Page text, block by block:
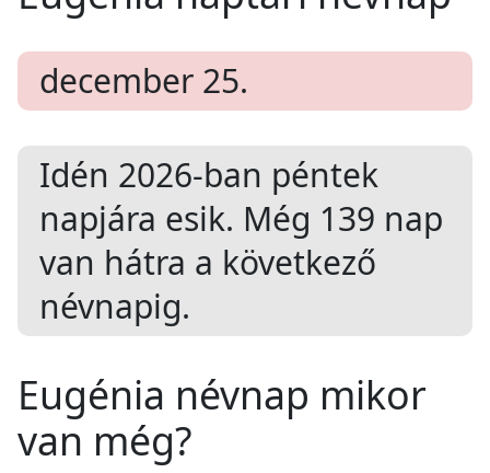
december 25.
Idén 2026-ban péntek
napjára esik. Még 139 nap
van hátra a következő
névnapig.
Eugénia névnap mikor
van még?